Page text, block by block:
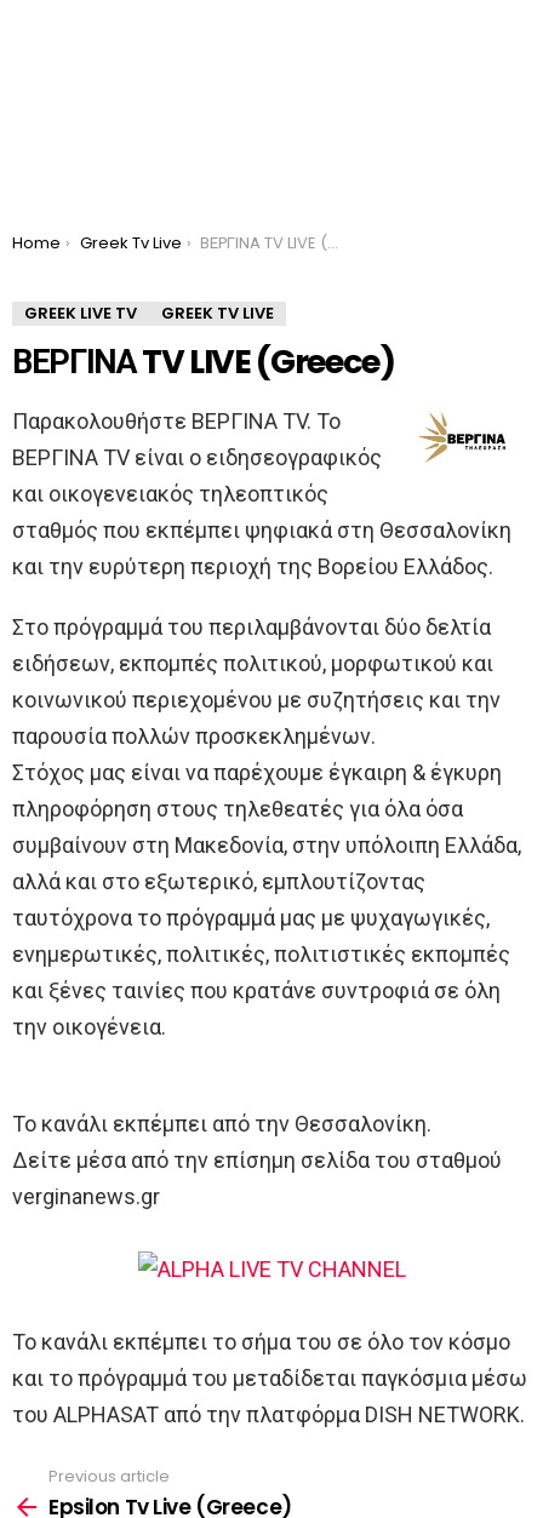
You are here:
Home Greek Tv Live ΒΕΡΓΙΝΑ TV LIVE (Greece)
GREEK LIVE TV GREEK TV LIVE
ΒΕΡΓΙΝΑ TV LIVE (Greece)
Παρακολουθήστε ΒΕΡΓΙΝΑ TV. To
ΒΕΡΓΙΝΑ TV είναι ο ειδησεογραφικός
και οικογενειακός τηλεοπτικός
σταθμός που εκπέμπει ψηφιακά στη Θεσσαλονίκη
και την ευρύτερη περιοχή της Βορείου Ελλάδος.
Στο πρόγραμμά του περιλαμβάνονται δύο δελτία
ειδήσεων, εκπομπές πολιτικού, μορφωτικού και
κοινωνικού περιεχομένου με συζητήσεις και την
παρουσία πολλών προσκεκλημένων.
Στόχος μας είναι να παρέχουμε έγκαιρη & έγκυρη
πληροφόρηση στους τηλεθεατές για όλα όσα
συμβαίνουν στη Μακεδονία, στην υπόλοιπη Ελλάδα,
αλλά και στο εξωτερικό, εμπλουτίζοντας
ταυτόχρονα το πρόγραμμά μας με ψυχαγωγικές,
ενημερωτικές, πολιτικές, πολιτιστικές εκπομπές
και ξένες ταινίες που κρατάνε συντροφιά σε όλη
την οικογένεια.
Το κανάλι εκπέμπει από την Θεσσαλονίκη.
Δείτε μέσα από την επίσημη σελίδα του σταθμού
verginanews.gr
Το κανάλι εκπέμπει το σήμα του σε όλο τον κόσμο
και το πρόγραμμά του μεταδίδεται παγκόσμια μέσω
του ALPHASAT από την πλατφόρμα DISH NETWORK.
more
Previous article
Epsilon Tv Live (Greece)